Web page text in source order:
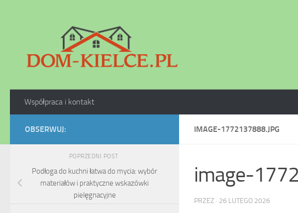
Współpraca i kontakt
IMAGE-1772137888.JPG
image-
PRZEZ · 26 LUTEGO 2026
OBSERWUJ:
POPRZEDNI POST
Podłoga do kuchni łatwa do mycia: wybór
materiałów i praktyczne wskazówki
pielęgnacyjne